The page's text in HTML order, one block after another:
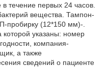
в течение первых 24 часов.
вещества. Тампон-
пробирку (12*150 мм)-.
которой указаны: номер
компания-
а также
сведений о пациенте